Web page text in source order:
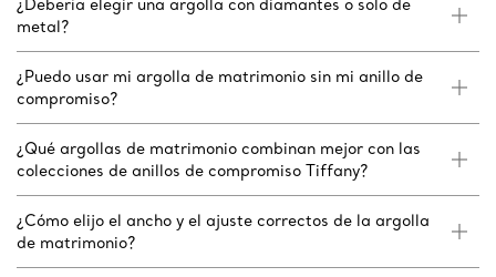
¿Debería elegir una argolla con diamantes o solo de
metal?
¿Puedo usar mi argolla de matrimonio sin mi anillo de
compromiso?
¿Qué argollas de matrimonio combinan mejor con las
colecciones de anillos de compromiso Tiffany?
¿Cómo elijo el ancho y el ajuste correctos de la argolla
de matrimonio?